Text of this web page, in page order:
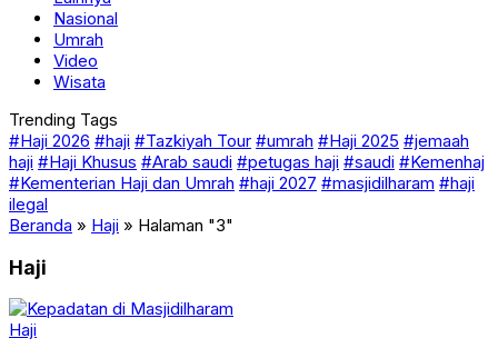
Nasional
Umrah
Video
Wisata
Trending Tags
#Haji 2026 #haji #Tazkiyah Tour #umrah #Haji 2025 #jemaah
haji #Haji Khusus #Arab saudi #petugas haji #saudi #Kemenhaj
#Kementerian Haji dan Umrah #haji 2027 #masjidilharam #haji
ilegal
Beranda » Haji » Halaman "3"
Haji
Haji